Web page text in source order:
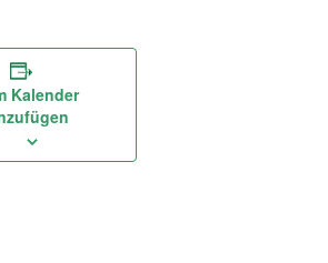
Kalender